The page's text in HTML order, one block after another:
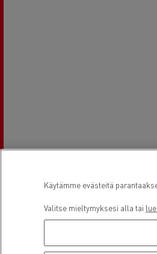
Käytämme evästeitä
Valitse mieltymyksesi alla tai